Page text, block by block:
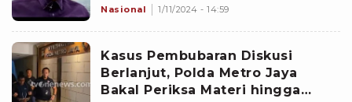
Gunung
Nasional 1/11/2024 - 14:59
Kasus Pembubaran Diskusi
Berlanjut, Polda Metro Jaya
Bakal Periksa Materi hingga